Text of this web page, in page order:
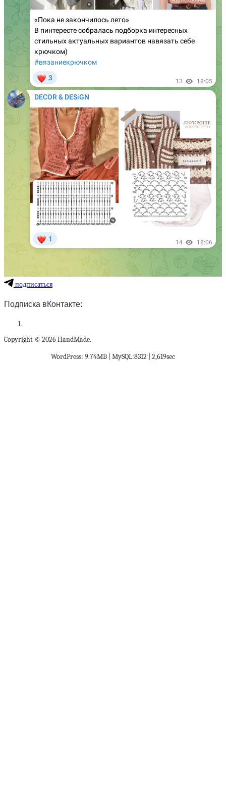
подписаться
Подписка вКонтакте:
Copyright © 2026 HandMade.
WordPress: 9.74MB | MySQL:8312 | 2,619sec